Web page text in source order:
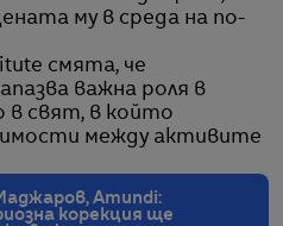
му в среда на по-
смята, че
важна роля в
в свят, в който
между активите
Amundi:
корекция ще